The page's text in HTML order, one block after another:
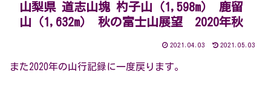
山梨県 道志山塊 杓子山（1,598m） 鹿留
山（1,632m） 秋の富士山展望 2020年秋
2021.04.03 2021.05.03
また2020年の山行記録に一度戻ります。